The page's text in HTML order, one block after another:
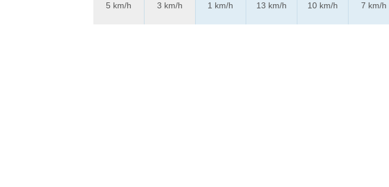
5 km/h
3 km/h
1 km/h
13 km/h
10 km/h
7 km/h